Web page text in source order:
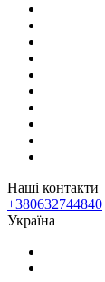
Наші контакти
+380632744840
Українa